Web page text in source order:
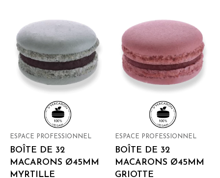
ESPACE PROFESSIONNEL
BOÎTE DE 32
MACARONS Ø45MM
MYRTILLE
ESPACE PROFESSIONNEL
BOÎTE DE 32
MACARONS Ø45MM
GRIOTTE